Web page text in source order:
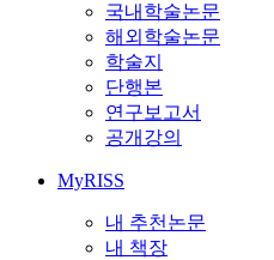
국내학술논문
해외학술논문
학술지
단행본
연구보고서
공개강의
MyRISS
내 추천논문
내 책장